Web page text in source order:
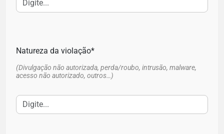
Natureza da violação*
(Divulgação não autorizada, perda/roubo, intrusão, malware,
acesso não autorizado, outros…)